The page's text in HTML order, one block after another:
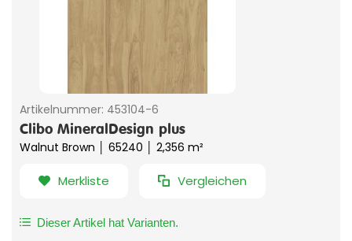
Artikelnummer: 453104-6
Clibo MineralDesign plus
Walnut Brown │ 65240 │ 2,356 m²
Merkliste Vergleichen
Dieser Artikel hat Varianten.